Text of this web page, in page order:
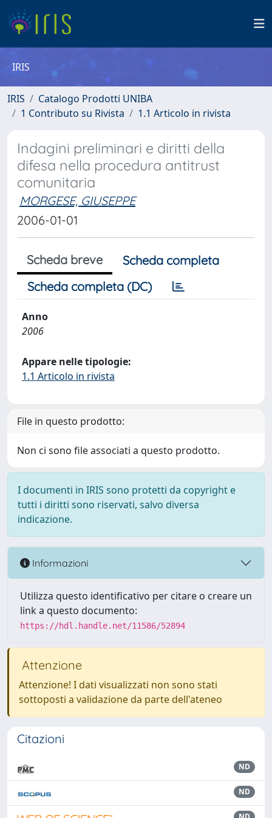
IRIS
IRIS
Catalogo Prodotti UNIBA
1 Contributo su Rivista
1.1 Articolo in rivista
Indagini preliminari e diritti della
difesa nella procedura antitrust
comunitaria
MORGESE, GIUSEPPE
2006-01-01
Scheda breve
Scheda completa
Scheda completa (DC)
Anno
2006
Appare nelle tipologie:
1.1 Articolo in rivista
File in questo prodotto:
Non ci sono file associati a questo prodotto.
I documenti in IRIS sono protetti da copyright e
tutti i diritti sono riservati, salvo diversa
indicazione.
Informazioni
Utilizza questo identificativo per citare o creare un
link a questo documento:
https://hdl.handle.net/11586/52894
Attenzione
Attenzione! I dati visualizzati non sono stati
sottoposti a validazione da parte dell'ateneo
Citazioni
ND
ND